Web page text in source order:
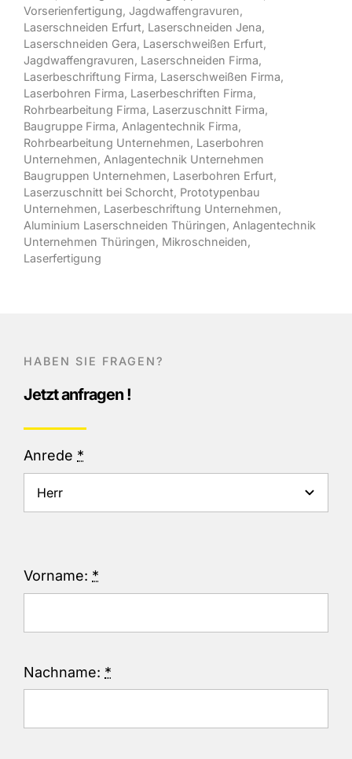
Vorserienfertigung, Jagdwaffengravuren,
Laserschneiden Erfurt, Laserschneiden Jena,
Laserschneiden Gera, Laserschweißen Erfurt,
Jagdwaffengravuren, Laserschneiden Firma,
Laserbeschriftung Firma, Laserschweißen Firma,
Laserbohren Firma, Laserbeschriften Firma,
Rohrbearbeitung Firma, Laserzuschnitt Firma,
Baugruppe Firma, Anlagentechnik Firma,
Rohrbearbeitung Unternehmen, Laserbohren
Unternehmen, Anlagentechnik Unternehmen
Baugruppen Unternehmen, Laserbohren Erfurt,
Laserzuschnitt bei Schorcht, Prototypenbau
Unternehmen, Laserbeschriftung Unternehmen,
Aluminium Laserschneiden Thüringen, Anlagentechnik
Unternehmen Thüringen, Mikroschneiden,
Laserfertigung
HABEN SIE FRAGEN?
Jetzt anfragen !
Anrede *
Vorname: *
Nachname: *